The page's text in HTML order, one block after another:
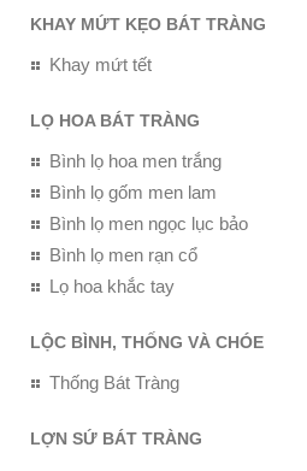
KHAY MỨT KẸO BÁT TRÀNG
Khay mứt tết
LỌ HOA BÁT TRÀNG
Bình lọ hoa men trắng
Bình lọ gốm men lam
Bình lọ men ngọc lục bảo
Bình lọ men rạn cổ
Lọ hoa khắc tay
LỘC BÌNH, THỐNG VÀ CHÓE
Thống Bát Tràng
LỢN SỨ BÁT TRÀNG